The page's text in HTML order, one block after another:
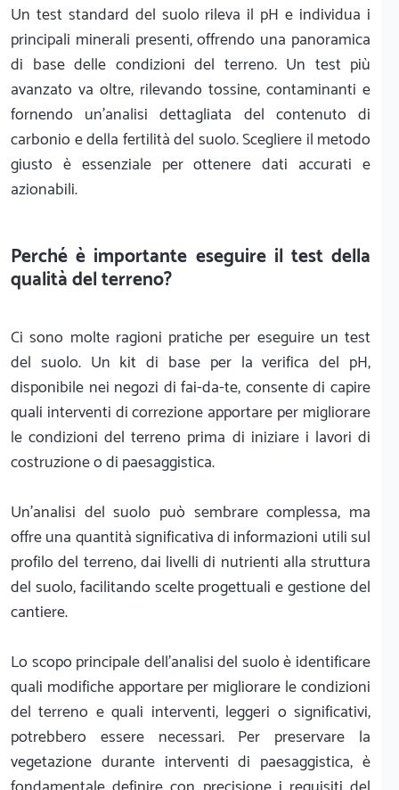
Un test standard del suolo rileva il pH e individua i
principali minerali presenti, offrendo una panoramica
di base delle condizioni del terreno. Un test più
avanzato va oltre, rilevando tossine, contaminanti e
fornendo un'analisi dettagliata del contenuto di
carbonio e della fertilità del suolo. Scegliere il metodo
giusto è essenziale per ottenere dati accurati e
azionabili.
Perché è importante eseguire il test della
qualità del terreno?
Ci sono molte ragioni pratiche per eseguire un test
del suolo. Un kit di base per la verifica del pH,
disponibile nei negozi di fai-da-te, consente di capire
quali interventi di correzione apportare per migliorare
le condizioni del terreno prima di iniziare i lavori di
costruzione o di paesaggistica.
Un'analisi del suolo può sembrare complessa, ma
offre una quantità significativa di informazioni utili sul
profilo del terreno, dai livelli di nutrienti alla struttura
del suolo, facilitando scelte progettuali e gestione del
cantiere.
Lo scopo principale dell'analisi del suolo è identificare
quali modifiche apportare per migliorare le condizioni
del terreno e quali interventi, leggeri o significativi,
potrebbero essere necessari. Per preservare la
vegetazione durante interventi di paesaggistica, è